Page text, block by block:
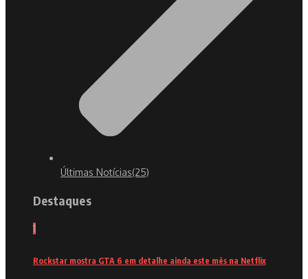
Últimas Notícias(25)
Destaques
1
Rockstar mostra GTA 6 em detalhe ainda este mês na Netflix